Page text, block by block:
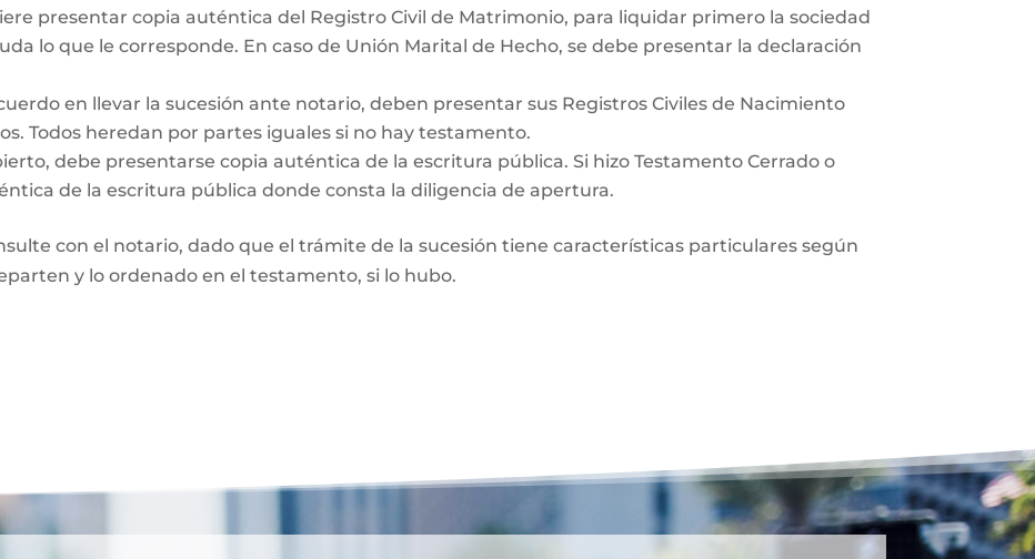
presentar copia auténtica del Registro Civil de Matrimonio, para liquidar primero la sociedad
lo que le corresponde. En caso de Unión Marital de Hecho, se debe presentar la declaración
en llevar la sucesión ante notario, deben presentar sus Registros Civiles de Nacimiento
Todos heredan por partes iguales si no hay testamento.
debe presentarse copia auténtica de la escritura pública. Si hizo Testamento Cerrado o
de la escritura pública donde consta la diligencia de apertura.
con el notario, dado que el trámite de la sucesión tiene características particulares según
y lo ordenado en el testamento, si lo hubo.